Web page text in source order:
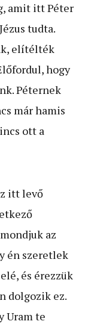
amit itt Péter
tudta.
elítélték
hogy
Péternek
már hamis
ott a
itt levő
az
én szeretlek
és érezzük
dolgozik ez.
Uram te